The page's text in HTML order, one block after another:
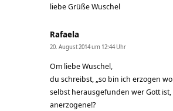
liebe Grüße Wuschel
Rafaela
20. August 2014 um 12:44 Uhr
Om liebe Wuschel,
du schreibst, „so bin ich erzogen
selbst herausgefunden wer Gott
anerzogene!?